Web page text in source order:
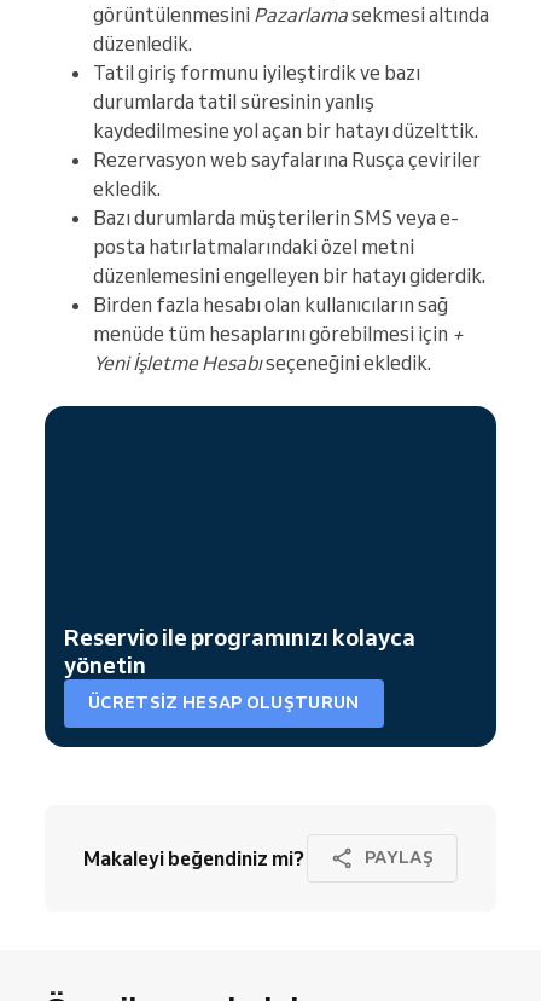
görüntülenmesini Pazarlamasekmesi altında
düzenledik.
Tatil giriş formunu iyileştirdik ve bazı
durumlarda tatil süresinin yanlış
kaydedilmesine yol açan bir hatayı düzelttik.
Rezervasyon web sayfalarına Rusça çeviriler
ekledik.
Bazı durumlarda müşterilerin SMS veya e-
posta hatırlatmalarındaki özel metni
düzenlemesini engelleyen bir hatayı giderdik.
Birden fazla hesabı olan kullanıcıların sağ
menüde tüm hesaplarını görebilmesi için +
Yeni İşletme Hesabıseçeneğini ekledik.
Reservio ile programınızı kolayca
yönetin
ÜCRETSIZ HESAP OLUŞTURUN
Makaleyi beğendiniz mi? PAYLAŞ